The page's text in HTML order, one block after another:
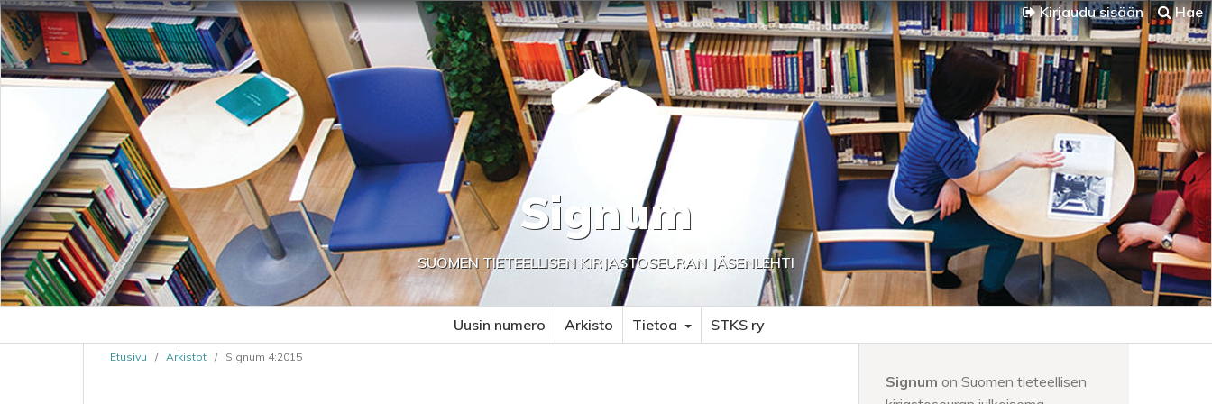
Kirjaudu sisään Hae
Signum
SUOMEN TIETEELLISEN KIRJASTOSEURAN JÄSENLEHTI
Uusin numero Arkisto Tietoa STKS ry
Etusivu / Arkistot / Signum 4:2015
Signum on Suomen tieteellisen